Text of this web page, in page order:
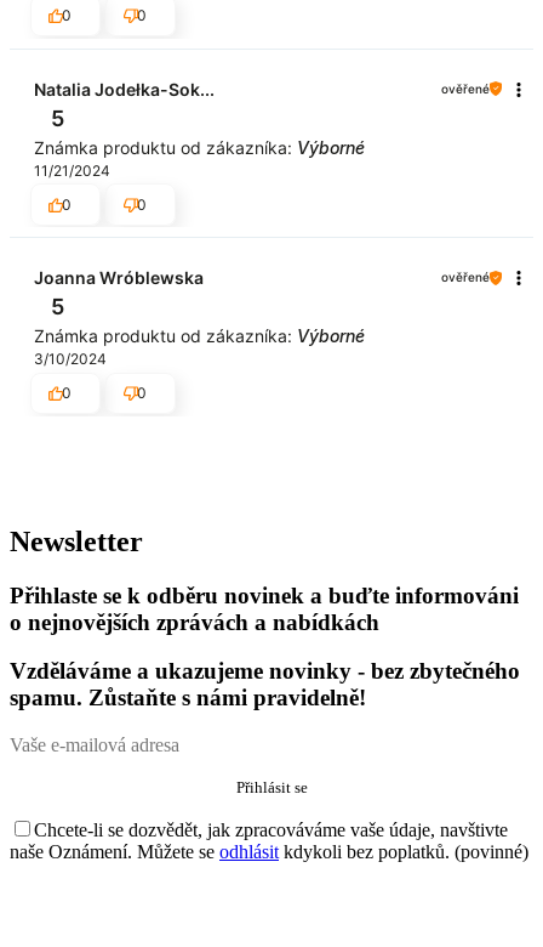
0
0
Natalia Jodełka-Sok... ověřené
5
Známka produktu od zákazníka: Výborné
11/21/2024
0
0
Joanna Wróblewska ověřené
5
Známka produktu od zákazníka: Výborné
3/10/2024
0
0
Newsletter
Přihlaste se k odběru novinek a buďte informováni
o nejnovějších zprávách a nabídkách
Vzděláváme a ukazujeme novinky - bez zbytečného
spamu. Zůstaňte s námi pravidelně!
Chcete-li se dozvědět, jak zpracováváme vaše údaje, navštivte
naše Oznámení. Můžete se odhlásit kdykoli bez poplatků. (povinné)